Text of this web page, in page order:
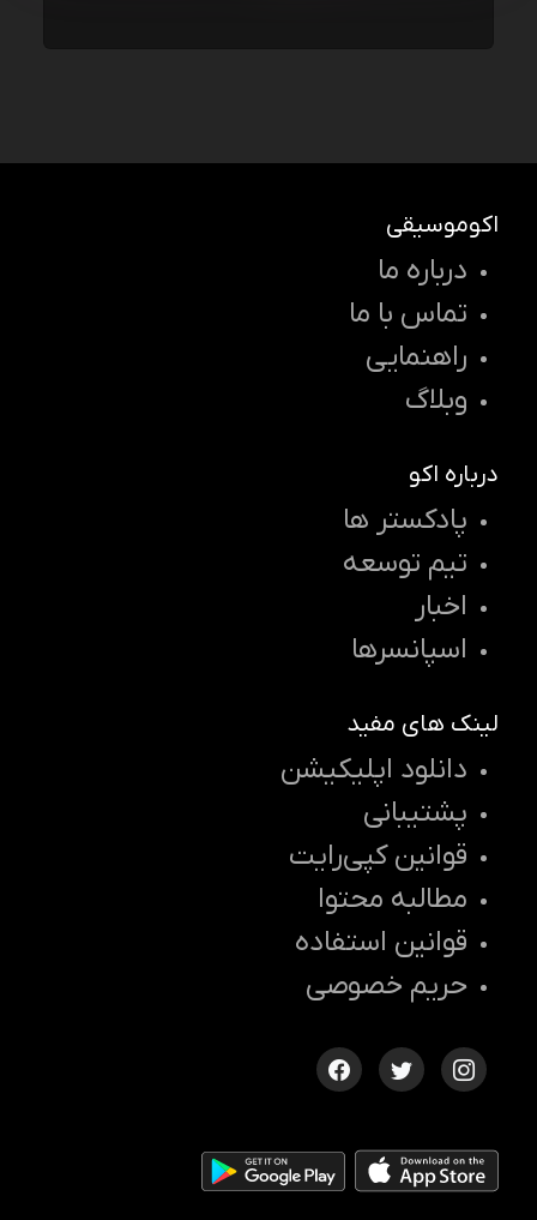
اکوموسیقی
درباره ما
تماس با ما
راهنمایی
وبلاگ
درباره اکو
پادکستر ها
تیم توسعه
اخبار
اسپانسرها
لینک های مفید
دانلود اپلیکیشن
پشتیبانی
قوانین کپی‌رایت
مطالبه محتوا
قوانین استفاده
حریم خصوصی